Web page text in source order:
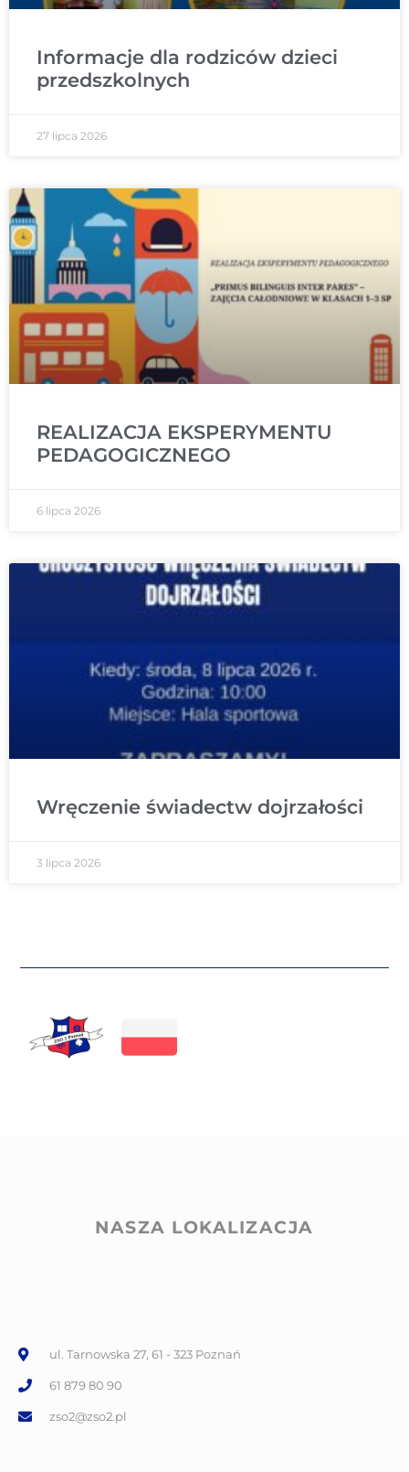
Informacje dla rodziców dzieci
przedszkolnych
27 lipca 2026
REALIZACJA EKSPERYMENTU
PEDAGOGICZNEGO
6 lipca 2026
Wręczenie świadectw dojrzałości
3 lipca 2026
NASZA LOKALIZACJA
ul. Tarnowska 27, 61 - 323 Poznań
61 879 80 90
zso2@zso2.pl